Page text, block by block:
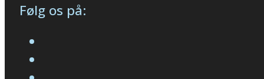
Følg os på: